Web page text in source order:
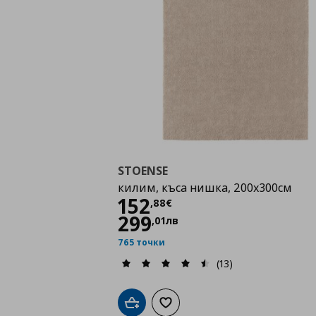
STOENSE
килим, къса нишка, 200x300см
152,88€
Цена
299,01лв
765 точки
(13)
Добави в кошницата
Добави към списъка с любими